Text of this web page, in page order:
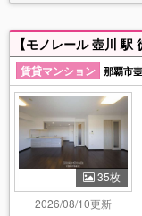
賃貸マンション 那覇市
35枚
2026/08/10更新